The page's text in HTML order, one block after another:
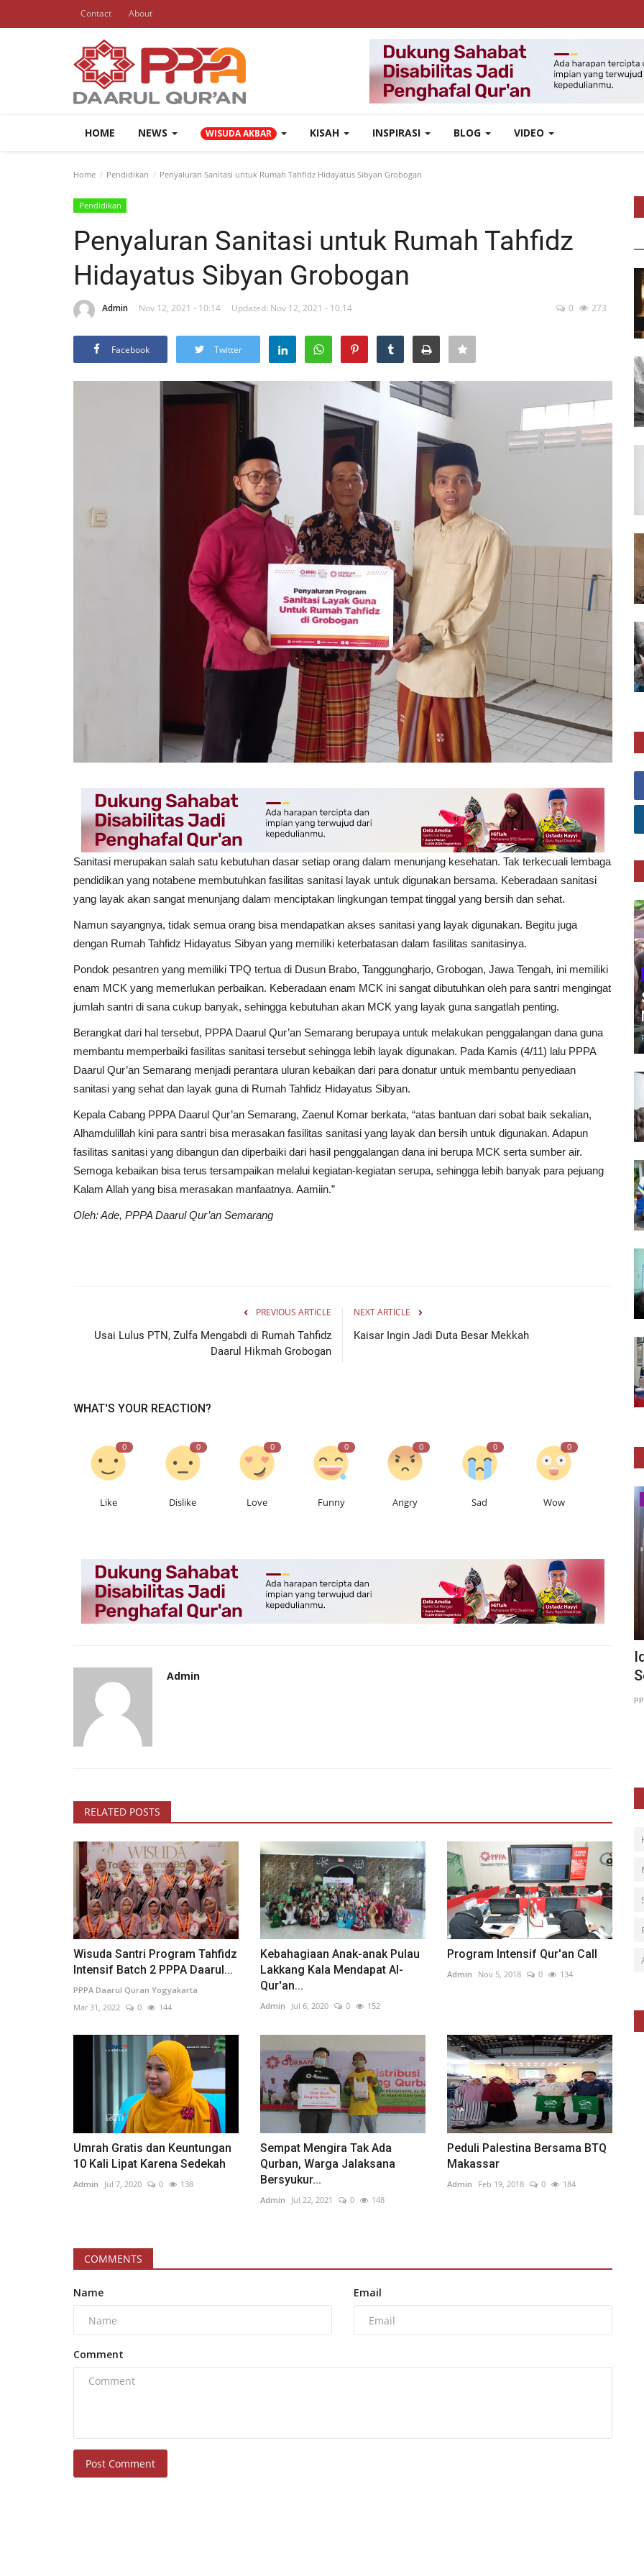
Contact About
HOME NEWS WISUDA AKBAR KISAH INSPIRASI BLOG VIDEO
Home Pendidikan Penyaluran Sanitasi untuk Rumah Tahfidz Hidayatus Sibyan Grobogan
Pendidikan
Penyaluran Sanitasi untuk Rumah Tahfidz
Hidayatus Sibyan Grobogan
Admin Nov 12, 2021 - 10:14 Updated: Nov 12, 2021 - 10:14 0 273
Facebook Twitter
Sanitasi merupakan salah satu kebutuhan dasar setiap orang dalam menunjang kesehatan. Tak terkecuali lembaga
pendidikan yang notabene membutuhkan fasilitas sanitasi layak untuk digunakan bersama. Keberadaan sanitasi
yang layak akan sangat menunjang dalam menciptakan lingkungan tempat tinggal yang bersih dan sehat.
Namun sayangnya, tidak semua orang bisa mendapatkan akses sanitasi yang layak digunakan. Begitu juga
dengan Rumah Tahfidz Hidayatus Sibyan yang memiliki keterbatasan dalam fasilitas sanitasinya.
Pondok pesantren yang memiliki TPQ tertua di Dusun Brabo, Tanggungharjo, Grobogan, Jawa Tengah, ini memiliki
enam MCK yang memerlukan perbaikan. Keberadaan enam MCK ini sangat dibutuhkan oleh para santri mengingat
jumlah santri di sana cukup banyak, sehingga kebutuhan akan MCK yang layak guna sangatlah penting.
Berangkat dari hal tersebut, PPPA Daarul Qur’an Semarang berupaya untuk melakukan penggalangan dana guna
membantu memperbaiki fasilitas sanitasi tersebut sehingga lebih layak digunakan. Pada Kamis (4/11) lalu PPPA
Daarul Qur’an Semarang menjadi perantara uluran kebaikan dari para donatur untuk membantu penyediaan
sanitasi yang sehat dan layak guna di Rumah Tahfidz Hidayatus Sibyan.
Kepala Cabang PPPA Daarul Qur’an Semarang, Zaenul Komar berkata, “atas bantuan dari sobat baik sekalian,
Alhamdulillah kini para santri bisa merasakan fasilitas sanitasi yang layak dan bersih untuk digunakan. Adapun
fasilitas sanitasi yang dibangun dan diperbaiki dari hasil penggalangan dana ini berupa MCK serta sumber air.
Semoga kebaikan bisa terus tersampaikan melalui kegiatan-kegiatan serupa, sehingga lebih banyak para pejuang
Kalam Allah yang bisa merasakan manfaatnya. Aamiin.”
Oleh: Ade, PPPA Daarul Qur’an Semarang
PREVIOUS ARTICLE
Usai Lulus PTN, Zulfa Mengabdi di Rumah Tahfidz
Daarul Hikmah Grobogan
NEXT ARTICLE
Kaisar Ingin Jadi Duta Besar Mekkah
WHAT'S YOUR REACTION?
0
Like
0
Dislike
0
Love
0
Funny
0
Angry
0
Sad
0
Wow
Admin
RELATED POSTS
Wisuda Santri Program Tahfidz
Intensif Batch 2 PPPA Daarul...
PPPA Daarul Quran Yogyakarta
Mar 31, 2022
0 144
Kebahagiaan Anak-anak Pulau
Lakkang Kala Mendapat Al-
Qur'an...
Admin Jul 6, 2020 0 152
Program Intensif Qur'an Call
Admin Nov 5, 2018 0 134
Umrah Gratis dan Keuntungan
10 Kali Lipat Karena Sedekah
Admin Jul 7, 2020 0 138
Sempat Mengira Tak Ada
Qurban, Warga Jalaksana
Bersyukur...
Admin Jul 22, 2021 0 148
Peduli Palestina Bersama BTQ
Makassar
Admin Feb 19, 2018 0 184
COMMENTS
Name Email
Comment
Post Comment
Menyerah : Caca,...
Kisah